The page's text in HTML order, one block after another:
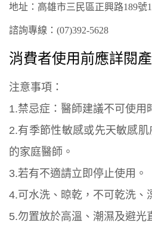
地址：高雄市三民 區正興路189號
諮詢專線： (07)392-5628
消費者使用前應詳閱
注意事項：
1.禁忌症：醫師建議不可使用
2.有季節性敏感或先天敏感
的家庭醫師。
3.若有不適請立即停止使用。
4.可水洗、晾乾，不可乾洗、
5.勿置放於高溫、潮濕及避光